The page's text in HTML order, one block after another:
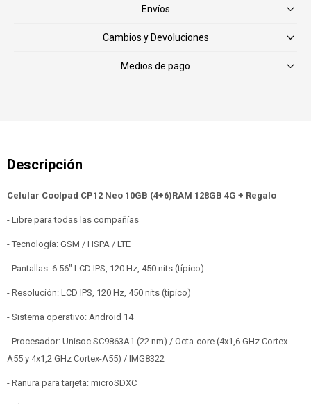
Envíos
Cambios y Devoluciones
Medios de pago
Celular Coolpad CP12 Neo 10GB (4+6)RAM 128GB 4G + Regalo
- Libre para todas las compañías
- Tecnología: GSM / HSPA / LTE
- Pantallas: 6.56" LCD IPS, 120 Hz, 450 nits (típico)
- Resolución: LCD IPS, 120 Hz, 450 nits (típico)
- Sistema operativo: Android 14
- Procesador: Unisoc SC9863A1 (22 nm) / Octa-core (4x1,6 GHz Cortex-
A55 y 4x1,2 GHz Cortex-A55) / IMG8322
- Ranura para tarjeta: microSDXC